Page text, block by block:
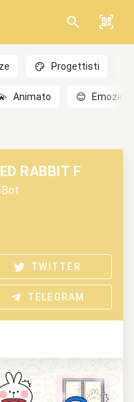
Progettisti
Animato 😊 Emozioni
RABBIT F
TWITTER
TELEGRAM